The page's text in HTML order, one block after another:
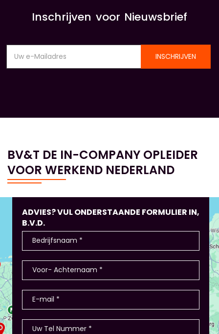
Inschrijven voor Nieuwsbrief
INSCHRIJVEN
BV&T DE IN-COMPANY OPLEIDER
VOOR WERKEND NEDERLAND
ADVIES? VUL ONDERSTAANDE FORMULIER IN,
B.V.D.